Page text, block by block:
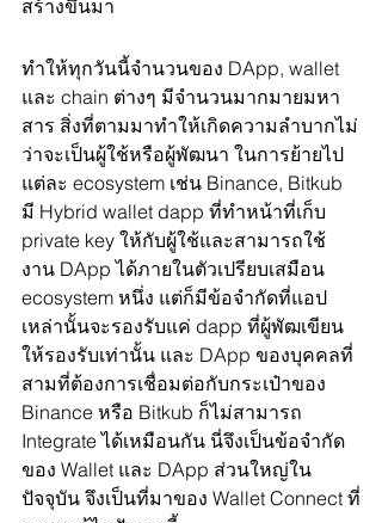
สร้างขึ้นมา
ทำให้ทุกวันนี้จำนวนของ DApp, wallet
และ chain ต่างๆ มีจำนวนมากมายมหา
สาร สิ่งที่ตามมาทำให้เกิดความลำบากไม่
ว่าจะเป็นผู้ใช้หรือผู้พัฒนา ในการย้ายไป
แต่ละ ecosystem เช่น Binance, Bitkub
มี Hybrid wallet dapp ที่ทำหน้าที่เก็บ
private key ให้กับผู้ใช้และสามารถใช้
งาน DApp ได้ภายในตัวเปรียบเสมือน
ecosystem หนึ่ง แต่ก็มีข้อจำกัดที่แอป
เหล่านั้นจะรองรับแค่ dapp ที่ผู้พัฒเขียน
ให้รองรับเท่านั้น และ DApp ของบุคคลที่
สามที่ต้องการเชื่อมต่อกับกระเป๋าของ
Binance หรือ Bitkub ก็ไม่สามารถ
Integrate ได้เหมือนกัน นี่จึงเป็นข้อจำกัด
ของ Wallet และ DApp ส่วนใหญ่ใน
ปัจจุบัน จึงเป็นที่มาของ Wallet Connect ที่